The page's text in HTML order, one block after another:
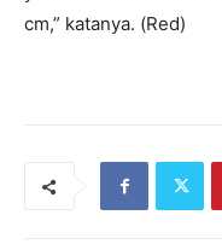
cm,” katanya. (Red)